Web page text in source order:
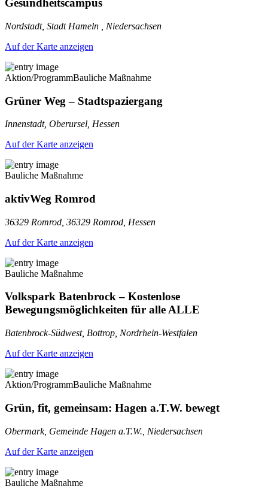
Gesundheitscampus
Nordstadt, Stadt Hameln , Niedersachsen
Auf der Karte anzeigen
Aktion/ProgrammBauliche Maßnahme
Grüner Weg – Stadtspaziergang
Innenstadt, Oberursel, Hessen
Auf der Karte anzeigen
Bauliche Maßnahme
aktivWeg Romrod
36329 Romrod, 36329 Romrod, Hessen
Auf der Karte anzeigen
Bauliche Maßnahme
Volkspark Batenbrock – Kostenlose
Bewegungsmöglichkeiten für alle ALLE
Batenbrock-Südwest, Bottrop, Nordrhein-Westfalen
Auf der Karte anzeigen
Aktion/ProgrammBauliche Maßnahme
Grün, fit, gemeinsam: Hagen a.T.W. bewegt
Obermark, Gemeinde Hagen a.T.W., Niedersachsen
Auf der Karte anzeigen
Bauliche Maßnahme